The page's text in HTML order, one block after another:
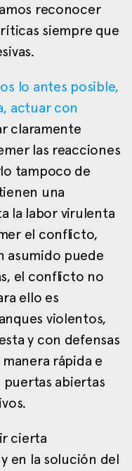
reconocer
siempre que
lo antes posible,
actuar con
claramente
las reacciones
tampoco de
una
la labor virulenta
el conflicto,
asumido puede
el conflicto no
ello es
violentos,
y con defensas
rápida e
puertas abiertas
cierta
en la solución del